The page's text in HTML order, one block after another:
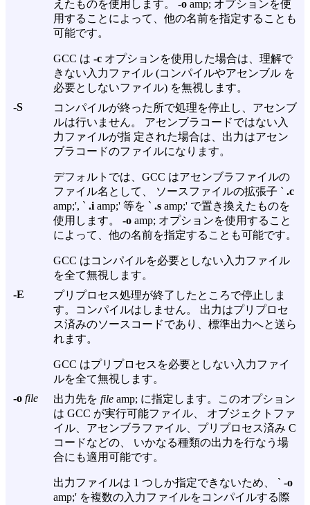
えたものを使用します。 -o amp; オプションを使
用することによって、他の名前を指定することも
可能です。
GCC は -c オプションを使用した場合は、理解で
きない入力ファイル (コンパイルやアセンブル を
必要としないファイル) を無視します。
-S
コンパイルが終った所で処理を停止し、アセンブ
ルは行いません。 アセンブラコードではない入
力ファイルが指 定された場合は、出力はアセン
ブラコードのファイルになります。
デフォルトでは、GCC はアセンブラファイルの
ファイル名として、 ソースファイルの拡張子 ` .c
amp;', ` .i amp;' 等を ` .s amp;' で置き換えたものを
使用します。 -o amp; オプションを使用すること
によって、他の名前を指定することも可能です。
GCC はコンパイルを必要としない入力ファイル
を全て無視します。
-E
プリプロセス処理が終了したところで停止しま
す。コンパイルはしません。 出力はプリプロセ
ス済みのソースコードであり、標準出力へと送ら
れます。
GCC はプリプロセスを必要としない入力ファイ
ルを全て無視します。
-o file 出力先を file amp; に指定します。このオプション
は GCC が実行可能ファイル、 オブジェクトファ
イル、アセンブラファイル、プリプロセス済み C
コードなどの、 いかなる種類の出力を行なう場
合にも適用可能です。
出力ファイルは 1 つしか指定できないため、 ` -o
amp;' を複数の入力ファイルをコンパイルする際